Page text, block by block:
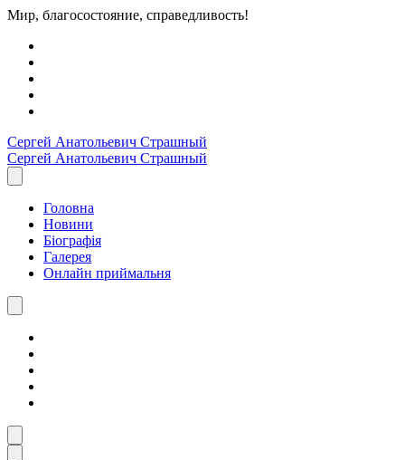
Мир, благосостояние, справедливость!
Сергей Анатольевич Страшный
Сергей Анатольевич Страшный
Головна
Новини
Біографія
Галерея
Онлайн приймальня